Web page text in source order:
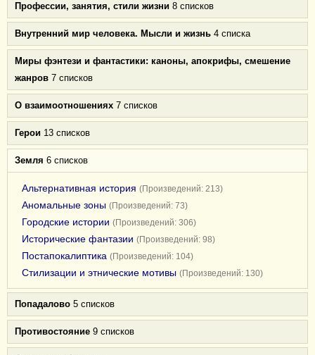
Профессии, занятия, стили жизни 8 списков
Внутренний мир человека. Мысли и жизнь 4 списка
Миры фэнтези и фантастики: каноны, апокрифы, смешение
жанров 7 списков
О взаимоотношениях 7 списков
Герои 13 списков
Земля 6 списков
Альтернативная история (Произведений: 213)
Аномальные зоны (Произведений: 73)
Городские истории (Произведений: 306)
Исторические фантазии (Произведений: 98)
Постапокалиптика (Произведений: 104)
Стилизации и этнические мотивы (Произведений: 130)
Попадалово 5 списков
Противостояние 9 списков